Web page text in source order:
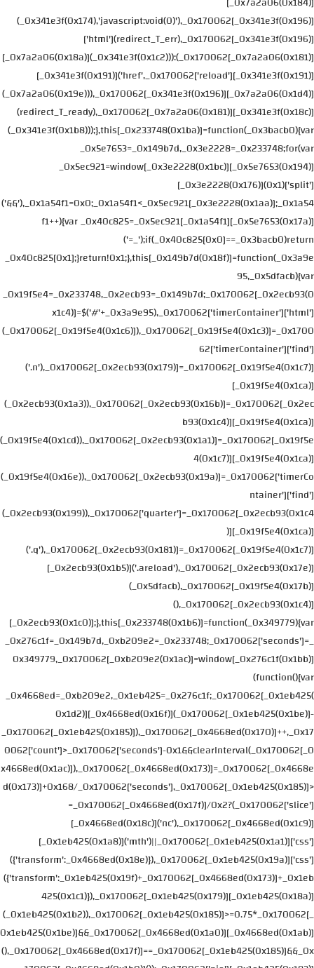
(_0x341e3f(0x174),'javascript:void(0)'),_0x170062[_0x341e3f(0x196)]
['html'](redirect_T_err),_0x170062[_0x341e3f(0x196)]
[_0x7a2a06(0x18a)](_0x341e3f(0x1c2))):(_0x170062[_0x7a2a06(0x181)]
[_0x341e3f(0x191)]('href',_0x170062['reload'][_0x341e3f(0x191)]
(_0x7a2a06(0x19e))),_0x170062[_0x341e3f(0x196)][_0x7a2a06(0x1d4)]
(redirect_T_ready),_0x170062[_0x7a2a06(0x181)][_0x341e3f(0x18c)]
(_0x341e3f(0x1b8)));},this[_0x233748(0x1ba)]=function(_0x3bacb0){var
_0x5e7653=_0x149b7d,_0x3e2228=_0x233748;for(var
_0x5ec921=window[_0x3e2228(0x1bc)][_0x5e7653(0x194)]
[_0x3e2228(0x176)](0x1)['split']
('&&'),_0x1a54f1=0x0;_0x1a54f1<_0x5ec921[_0x3e2228(0x1aa)];_0x1a54
f1++){var _0x40c825=_0x5ec921[_0x1a54f1][_0x5e7653(0x17a)]
('=_');if(_0x40c825[0x0]==_0x3bacb0)return
_0x40c825[0x1];}return!0x1;},this[_0x149b7d(0x18f)]=function(_0x3a9e
95,_0x5dfacb){var
_0x19f5e4=_0x233748,_0x2ecb93=_0x149b7d;_0x170062[_0x2ecb93(0
x1c4)]=$('#'+_0x3a9e95),_0x170062['timerContainer']['html']
(_0x170062[_0x19f5e4(0x1c6)]),_0x170062[_0x19f5e4(0x1c3)]=_0x1700
62['timerContainer']['find']
('.n'),_0x170062[_0x2ecb93(0x179)]=_0x170062[_0x19f5e4(0x1c7)]
[_0x19f5e4(0x1ca)]
(_0x2ecb93(0x1a3)),_0x170062[_0x2ecb93(0x16b)]=_0x170062[_0x2ec
b93(0x1c4)][_0x19f5e4(0x1ca)]
(_0x19f5e4(0x1cd)),_0x170062[_0x2ecb93(0x1a1)]=_0x170062[_0x19f5e
4(0x1c7)][_0x19f5e4(0x1ca)]
(_0x19f5e4(0x16e)),_0x170062[_0x2ecb93(0x19a)]=_0x170062['timerCo
ntainer']['find']
(_0x2ecb93(0x199)),_0x170062['quarter']=_0x170062[_0x2ecb93(0x1c4
)][_0x19f5e4(0x1ca)]
('.q'),_0x170062[_0x2ecb93(0x181)]=_0x170062[_0x19f5e4(0x1c7)]
[_0x2ecb93(0x1b5)]('.areload'),_0x170062[_0x2ecb93(0x17e)]
(_0x5dfacb),_0x170062[_0x19f5e4(0x17b)]
(),_0x170062[_0x2ecb93(0x1c4)]
[_0x2ecb93(0x1c0)];},this[_0x233748(0x1b6)]=function(_0x349779){var
_0x276c1f=_0x149b7d,_0xb209e2=_0x233748;_0x170062['seconds']=_
0x349779,_0x170062[_0xb209e2(0x1ac)]=window[_0x276c1f(0x1bb)]
(function(){var
_0x4668ed=_0xb209e2,_0x1eb425=_0x276c1f;_0x170062[_0x1eb425(
0x1d2)][_0x4668ed(0x16f)](_0x170062[_0x1eb425(0x1be)]-
_0x170062[_0x1eb425(0x185)]),_0x170062[_0x4668ed(0x170)]++,_0x17
0062['count']>_0x170062['seconds']-0x1&&clearInterval(_0x170062[_0
x4668ed(0x1ac)]),_0x170062[_0x4668ed(0x173)]=_0x170062[_0x4668e
d(0x173)]+0x168/_0x170062['seconds'],_0x170062[_0x1eb425(0x185)]>
=_0x170062[_0x4668ed(0x17f)]/0x2?(_0x170062['slice']
[_0x4668ed(0x18c)]('nc'),_0x170062[_0x4668ed(0x1c9)]
[_0x1eb425(0x1a8)]('mth')||_0x170062[_0x1eb425(0x1a1)]['css']
({'transform':_0x4668ed(0x18e)}),_0x170062[_0x1eb425(0x19a)]['css']
({'transform':_0x1eb425(0x19f)+_0x170062[_0x4668ed(0x173)]+_0x1eb
425(0x1c1)}),_0x170062[_0x1eb425(0x179)][_0x1eb425(0x18a)]
(_0x1eb425(0x1b2)),_0x170062[_0x1eb425(0x185)]>=0.75*_0x170062[_
0x1eb425(0x1be)]&&_0x170062[_0x4668ed(0x1a0)][_0x4668ed(0x1ab)]
(),_0x170062[_0x4668ed(0x17f)]==_0x170062[_0x1eb425(0x185)]&&_0x